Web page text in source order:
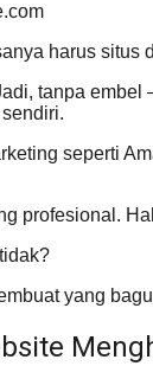
harus situs
tanpa embel
seperti
profesional.
yang